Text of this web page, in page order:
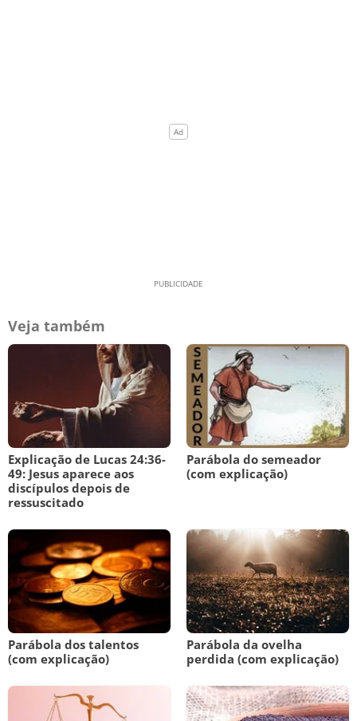
Veja também
Explicação de Lucas 24:36-
49: Jesus aparece aos
discípulos depois de
ressuscitado
Parábola do semeador
(com explicação)
Parábola dos talentos
(com explicação)
Parábola da ovelha
perdida (com explicação)